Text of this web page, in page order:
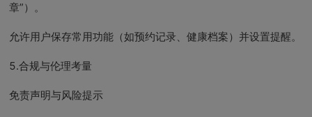
章”）。
允许用户保存常用功能（如预约记录、健康档案）并设置提醒。
5.合规与伦理考量
免责声明与风险提示